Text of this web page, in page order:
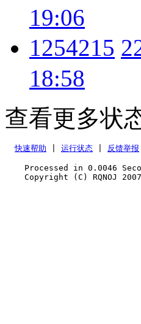
19:06
1254215
18:58
查看更多状
快速帮助 运行状态 反馈举报
    Processed in 0.0046	Second(s)